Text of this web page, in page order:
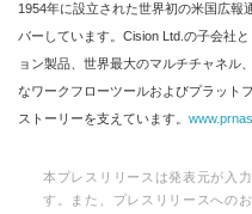
1954年に設立された世界初の米国広報
バーしています。Cision Ltd.の子会社
ョン製品、世界最大のマルチチャネル
なワークフローツールおよびプラット
ストーリーを支えています。
本プレスリリースは発表元が入
す。また、プレスリリースへの